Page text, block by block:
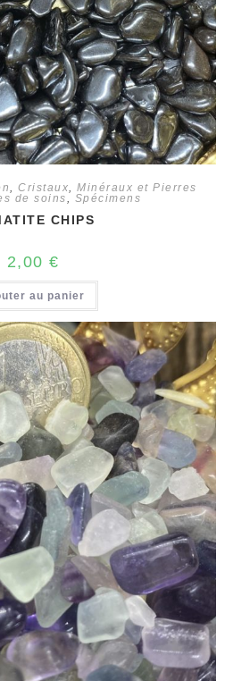
, Cristaux, Minéraux et Pierres
de soins, Spécimens
CHIPS
2,00 €
au panier